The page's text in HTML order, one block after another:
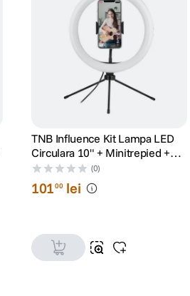
TNB Influence Kit Lampa LED
Circulara 10" + Minitrepied +
Suport Smartphone +
Telecomanda Bluethoot
(0)
10100 lei